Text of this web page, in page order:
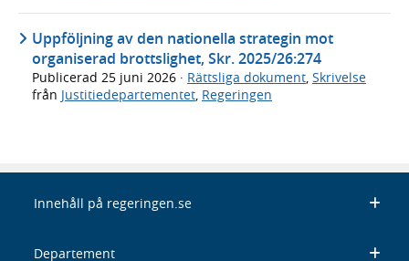
Uppföljning av den nationella strategin mot
organiserad brottslighet, Skr. 2025/26:274
Publicerad 25 juni 2026 · Rättsliga dokument Skrivelse
från Justitiedepartementet Regeringen
Innehåll på regeringen.se
Departement